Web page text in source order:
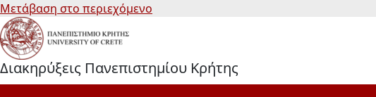
Μετάβαση στο περιεχόμενο
Διακηρύξεις Πανεπιστημίου Κρήτης